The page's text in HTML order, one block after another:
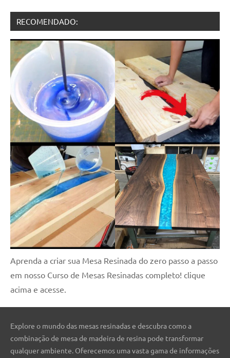
RECOMENDADO:
Aprenda a criar sua Mesa Resinada do zero passo a passo
em nosso Curso de Mesas Resinadas completo! clique
acima e acesse.
Explore o mundo das mesas resinadas e descubra como a
combinação de mesa de madeira de resina pode transformar
qualquer ambiente. Oferecemos uma vasta gama de informações